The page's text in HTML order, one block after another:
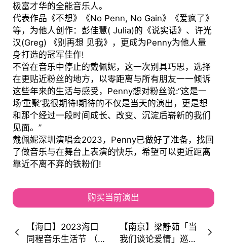
极富才华的全能音乐人。
代表作品《不想》《No Penn, No Gain》《爱疯了》
等，为他人创作：彭佳慧( Julia)的《说实话》、许光
汉(Greg) 《别再想 见我》，更成为Penny为他人量
身打造的冠军佳作!
不曾在音乐中停止的戴佩妮，这一次别具巧思，选择
在更贴近粉丝的地方，以零距离与所有朋友一一倾诉
这些年来的生活与感受，Penny想对粉丝说:“这是一
场‘重聚’我很期待!期待的不仅是当天的演出，更是想
和那个经过一段时间成长、改变、沉淀后崭新的我们
见面。”
戴佩妮深圳演唱会2023，Penny已做好了准备，找回
了做音乐与在舞台上表演的快乐，希望可以更近距离
靠近不离不弃的铁粉们!
购买当前演出
【海口】2023海口
同程音乐生活节 （演
【南京】梁静茹「当
我们谈论爱情」巡回